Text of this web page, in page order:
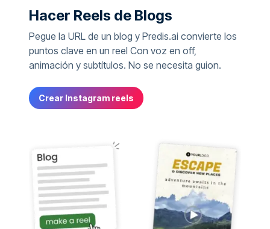
Hacer Reels de Blogs
Pegue la URL de un blog y Predis.ai convierte los
puntos clave en un reel Con voz en off,
animación y subtítulos. No se necesita guion.
Crear Instagram reels